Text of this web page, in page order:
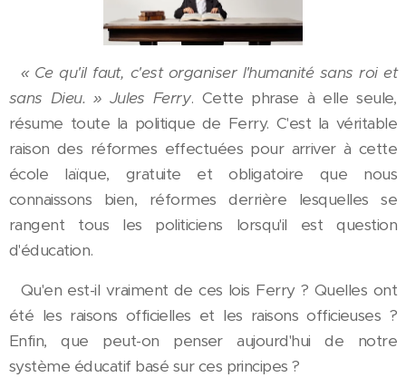
« Ce qu'il faut, c'est organiser l'humanité sans roi et
sans Dieu. » Jules Ferry. Cette phrase à elle seule,
résume toute la politique de Ferry. C'est la véritable
raison des réformes effectuées pour arriver à cette
école laïque, gratuite et obligatoire que nous
connaissons bien, réformes derrière lesquelles se
rangent tous les politiciens lorsqu'il est question
d'éducation.
Qu'en est-il vraiment de ces lois Ferry ? Quelles ont
été les raisons officielles et les raisons officieuses ?
Enfin, que peut-on penser aujourd'hui de notre
système éducatif basé sur ces principes ?